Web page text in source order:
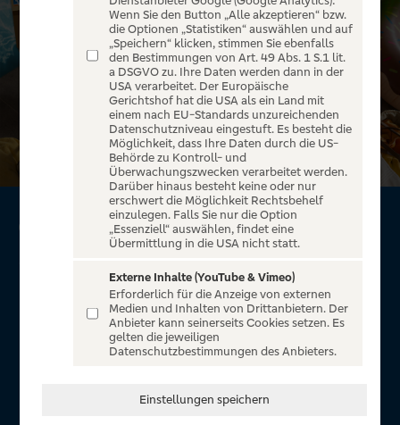
GoldCard von Visa*
Mehr Sicherheit. Mehr Freiheit.
Reiseservice mit 7 % Reisebonus
Exklusive 10 % Reisebonus bei der Eigenmarke UP
Sicher online bezahlen durch Visa Secure
Wenn Sie den Button „Alle akzeptieren“ bzw.
die Optionen „Statistiken“ auswählen und auf
„Speichern“ klicken, stimmen Sie ebenfalls
den Bestimmungen von Art. 49 Abs. 1 S.1 lit.
a DSGVO zu. Ihre Daten werden dann in der
USA verarbeitet. Der Europäische
Gerichtshof hat die USA als ein Land mit
einem nach EU-Standards unzureichenden
Datenschutzniveau eingestuft. Es besteht die
Möglichkeit, dass Ihre Daten durch die US-
Behörde zu Kontroll- und
Überwachungszwecken verarbeitet werden.
Darüber hinaus besteht keine oder nur
erschwert die Möglichkeit Rechtsbehelf
einzulegen. Falls Sie nur die Option
„Essenziell“ auswählen, findet eine
Übermittlung in die USA nicht statt.
Externe Inhalte (YouTube & Vimeo)
Erforderlich für die Anzeige von externen
Medien und Inhalten von Drittanbietern. Der
Anbieter kann seinerseits Cookies setzen. Es
gelten die jeweiligen
Datenschutzbestimmungen des Anbieters.
Einstellungen speichern